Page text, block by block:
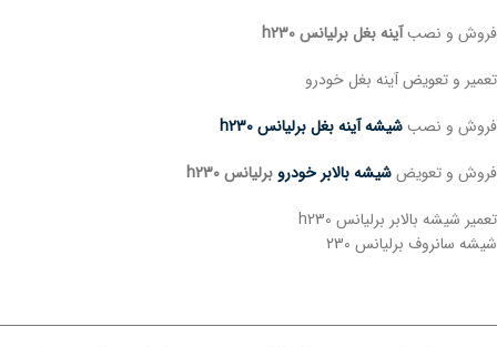
فروش و نصبآینه بغل برلیانس h230
تعمیر و تعویض آینه بغل خودرو
فروش و نصبشیشه آینه بغل برلیانس h230
فروش و تعویضشیشه بالابر خودروبرلیانس h230
تعمیر شیشه بالابر برلیانس h230
شیشه سانروف برلیانس 230